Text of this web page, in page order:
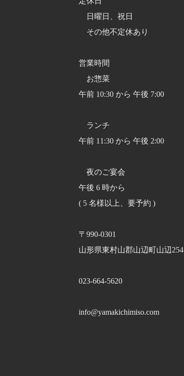
日曜日、祝日
その他不定休あり
営業時間
お惣菜
午前 10:30 から 午後 7:00
ランチ
午前 11:30 から 午後 2:00
夜のご宴会
午後 6 時から
( 5 名様以上、要予約 )
〒990-0301
山形県東村山郡山辺町山辺254
023-664-5620
info@yamakichimiso.com